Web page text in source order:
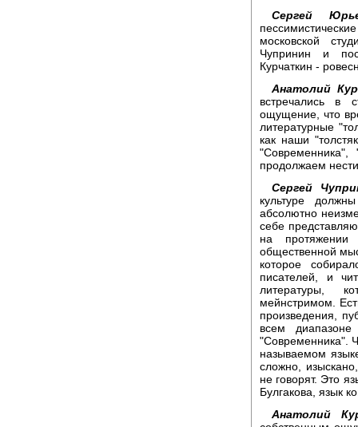
Сергей
московской
Чупринин и
Курчаткин -
Анатолий
встречались в
ощущение, что
литературные
как наши
продолжаем
Сергей
культуре
абсолютно
себе
на
общественной
которое
писателей, и
литературы,
мейнстримом.
произведения,
всем
"Современника".
называемом
сложно,
не говорят. Это
Булгакова, язык
Анатолий